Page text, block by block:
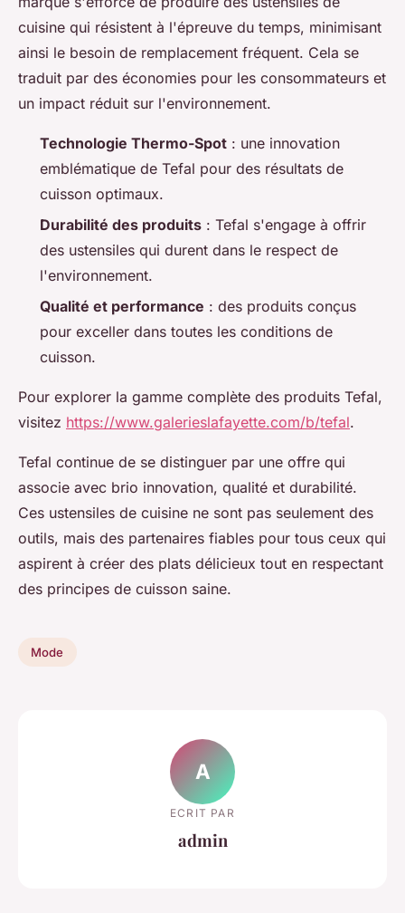
cuisine qui résistent à l'épreuve du temps, minimisant
ainsi le besoin de remplacement fréquent. Cela se
traduit par des économies pour les consommateurs et
un impact réduit sur l'environnement.
Technologie Thermo-Spot : une innovation
emblématique de Tefal pour des résultats de
cuisson optimaux.
Durabilité des produits : Tefal s'engage à offrir
des ustensiles qui durent dans le respect de
l'environnement.
Qualité et performance : des produits conçus
pour exceller dans toutes les conditions de
cuisson.
Pour explorer la gamme complète des produits Tefal,
visitez https://www.galerieslafayette.com/b/tefal.
Tefal continue de se distinguer par une offre qui
associe avec brio innovation, qualité et durabilité.
Ces ustensiles de cuisine ne sont pas seulement des
outils, mais des partenaires fiables pour tous ceux qui
aspirent à créer des plats délicieux tout en respectant
des principes de cuisson saine.
Mode
A
ECRIT PAR
admin